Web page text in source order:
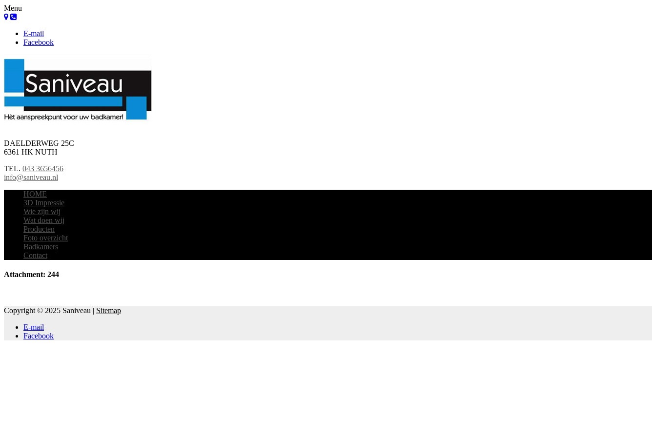
Menu
E-mail
Facebook
DAELDERWEG 25C
6361 HK NUTH
TEL. 043 3656456
info@saniveau.nl
HOME
3D Impressie
Wie zijn wij
Wat doen wij
Producten
Foto overzicht
Badkamers
Contact
Attachment: 244
Copyright © 2025 Saniveau | Sitemap
E-mail
Facebook